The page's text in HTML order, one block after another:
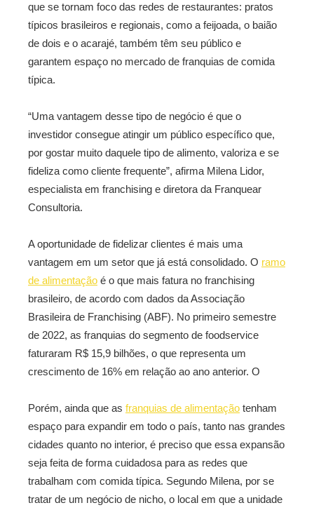
que se tornam foco das redes de restaurantes: pratos
típicos brasileiros e regionais, como a feijoada, o baião
de dois e o acarajé, também têm seu público e
garantem espaço no mercado de franquias de comida
típica.
“Uma vantagem desse tipo de negócio é que o
investidor consegue atingir um público específico que,
por gostar muito daquele tipo de alimento, valoriza e se
fideliza como cliente frequente”, afirma Milena Lidor,
especialista em franchising e diretora da Franquear
Consultoria.
A oportunidade de fidelizar clientes é mais uma
vantagem em um setor que já está consolidado. O ramo
de alimentação é o que mais fatura no franchising
brasileiro, de acordo com dados da Associação
Brasileira de Franchising (ABF). No primeiro semestre
de 2022, as franquias do segmento de foodservice
faturaram R$ 15,9 bilhões, o que representa um
crescimento de 16% em relação ao ano anterior. O
Porém, ainda que as franquias de alimentação tenham
espaço para expandir em todo o país, tanto nas grandes
cidades quanto no interior, é preciso que essa expansão
seja feita de forma cuidadosa para as redes que
trabalham com comida típica. Segundo Milena, por se
tratar de um negócio de nicho, o local em que a unidade